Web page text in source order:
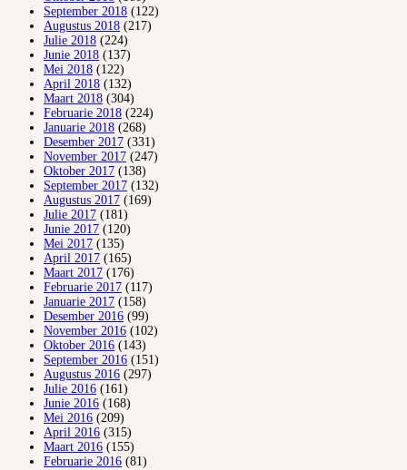
September 2018 (122)
Augustus 2018 (217)
Julie 2018 (224)
Junie 2018 (137)
Mei 2018 (122)
April 2018 (132)
Maart 2018 (304)
Februarie 2018 (224)
Januarie 2018 (268)
Desember 2017 (331)
November 2017 (247)
Oktober 2017 (138)
September 2017 (132)
Augustus 2017 (169)
Julie 2017 (181)
Junie 2017 (120)
Mei 2017 (135)
April 2017 (165)
Maart 2017 (176)
Februarie 2017 (117)
Januarie 2017 (158)
Desember 2016 (99)
November 2016 (102)
Oktober 2016 (143)
September 2016 (151)
Augustus 2016 (297)
Julie 2016 (161)
Junie 2016 (168)
Mei 2016 (209)
April 2016 (315)
Maart 2016 (155)
Februarie 2016 (81)